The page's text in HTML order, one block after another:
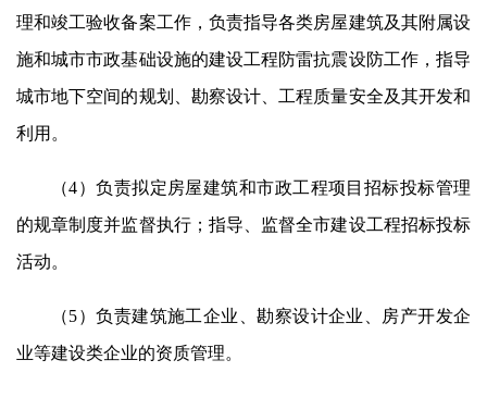
理和竣工验收备案工作，负责指导各类房屋建筑及其附属设
施和城市市政基础设施的建设工程防雷抗震设防工作，指导
城市地下空间的规划、勘察设计、工程质量安全及其开发和
利用。
（4）负责拟定房屋建筑和市政工程项目招标投标管理
的规章制度并监督执行；指导、监督全市建设工程招标投标
活动。
（5）负责建筑施工企业、勘察设计企业、房产开发企
业等建设类企业的资质管理。